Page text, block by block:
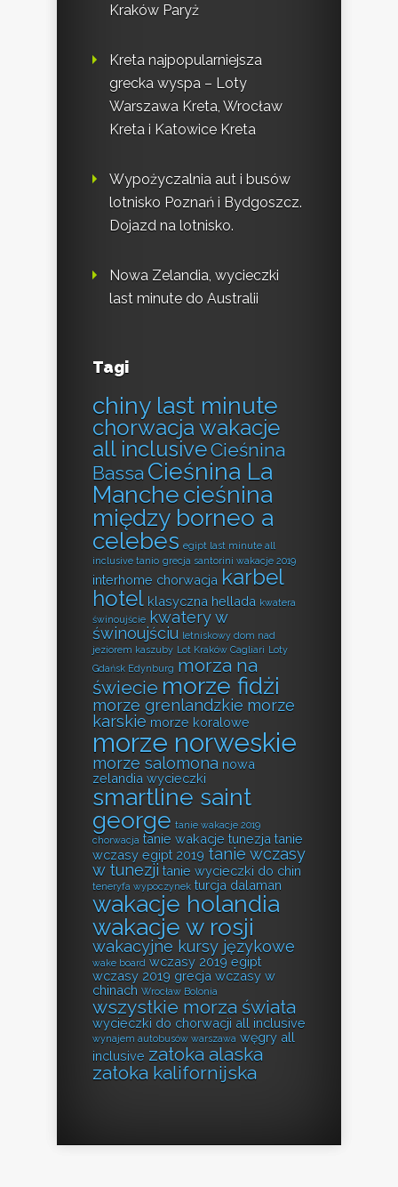
Kraków Paryż
Kreta najpopularniejsza
grecka wyspa – Loty
Warszawa Kreta, Wrocław
Kreta i Katowice Kreta
Wypożyczalnia aut i busów
lotnisko Poznań i Bydgoszcz.
Dojazd na lotnisko.
Nowa Zelandia, wycieczki
last minute do Australii
Tagi
chiny last minute
chorwacja wakacje
all inclusiveCieśnina
Bassa Cieśnina La
Manchecieśnina
między borneo a
celebes egipt last minute all
inclusive tanio grecja santorini wakacje 2019
interhome chorwacja karbel
hotel klasyczna hellada kwatera
świnoujście kwatery w
świnoujściu letniskowy dom nad
jeziorem kaszuby Lot Kraków Cagliari Loty
Gdańsk Edynburg morza na
świecie morze fidżi
morze grenlandzkie morze
karskie morze koralowe
morze norweskie
morze salomona nowa
zelandia wycieczki
smartline saint
george tanie wakacje 2019
chorwacja tanie wakacje tunezja tanie
wczasy egipt 2019 tanie wczasy
w tunezji tanie wycieczki do chin
teneryfa wypoczynek turcja dalaman
wakacje holandia
wakacje w rosji
wakacyjne kursy językowe
wake board wczasy 2019 egipt
wczasy 2019 grecja wczasy w
chinach Wrocław Bolonia
wszystkie morza świata
wycieczki do chorwacji all inclusive
wynajem autobusów warszawa węgry all
inclusive zatoka alaska
zatoka kalifornijska